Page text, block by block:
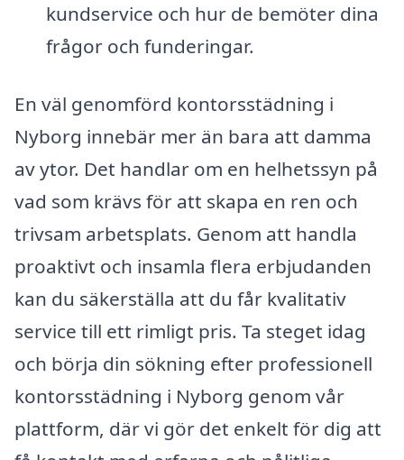
kundservice och hur de bemöter dina
frågor och funderingar.
En väl genomförd kontorsstädning i
Nyborg innebär mer än bara att damma
av ytor. Det handlar om en helhetssyn på
vad som krävs för att skapa en ren och
trivsam arbetsplats. Genom att handla
proaktivt och insamla flera erbjudanden
kan du säkerställa att du får kvalitativ
service till ett rimligt pris. Ta steget idag
och börja din sökning efter professionell
kontorsstädning i Nyborg genom vår
plattform, där vi gör det enkelt för dig att